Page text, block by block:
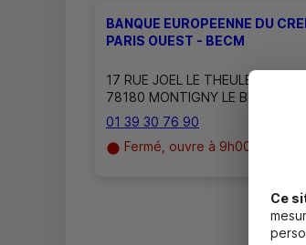
BANQUE EUROPEENNE DU
PARIS OUEST - BECM
17 RUE JOEL LE THEULE
78180 MONTIGNY LE
01 39 30 76 90
Fermé, ouvre à 9h00
Ce